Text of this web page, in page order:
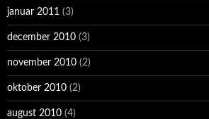
januar 2011 (3)
december 2010 (3)
november 2010 (2)
oktober 2010 (2)
august 2010 (4)